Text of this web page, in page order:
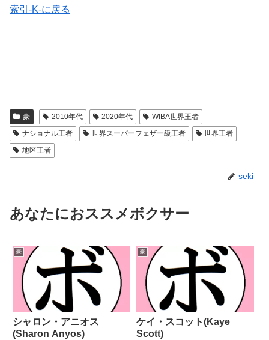
索引-K-に戻る
豪 2010年代 2020年代
WIBA世界王者
ナショナル王者
世界スーパーフェザー級王者
世界王者
地区王者
seki
あなたにおススメボクサー
豪
シャロン・アニオス
(Sharon Anyos)
豪
ケイ・スコット(Kaye
Scott)